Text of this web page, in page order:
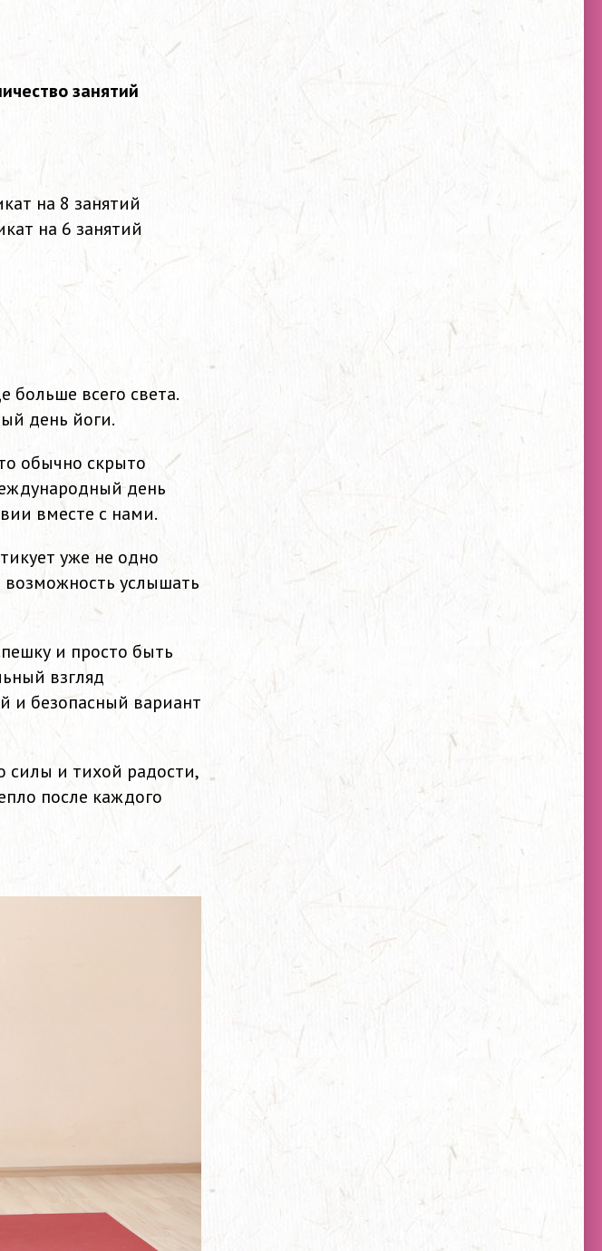
занятий
на 8 занятий
на 6 занятий
больше всего света.
день йоги.
обычно скрыто
день
вместе с нами.
уже не одно
услышать
и просто быть
взгляд
и безопасный вариант
силы и тихой радости,
после каждого